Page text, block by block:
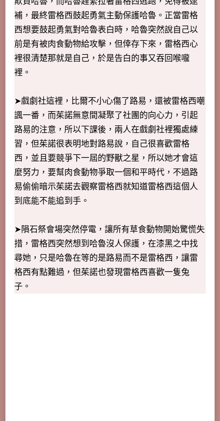
補，最終雷格西鼓起勇氣主動保護哈魯。正當雷格
西想要鼓起勇氣對哈魯表白時，哈魯突然說自己以
前是有被肉食動物給攻擊，但倖存下來，雷格西心
裡很清楚那就是自己，於是告白的事又吞回喉嚨
裡。
➤戲劇社這裡，比爾不小心傷了路易，還被雷格西嘲
諷一番，而茱諾無意間凝聚了社團的向心力，引起
路易的注意，所以下課後，兩人在戲劇社裡獨處練
習，但茱諾很表明地對路易說，自己很喜歡雷格
西，並且要競爭下一屆的野獸之星，所以她才會這
麼努力，要幫肉食動物爭取一個和平時代，不過路
易偷偷暗示茱諾去觀察雷格西就知道雷格西這個人
到底能不能追到手。
➤隕石祭會場突然停電，讓所有草食動物開始驚慌失
措，雷格西突然想到哈魯沒人保護，在漆黑之中找
尋她，只是哈魯在等的是路易而不是雷格西，讓雷
格西有點難過，但茱諾也發現雷格西喜歡一隻兔
子。